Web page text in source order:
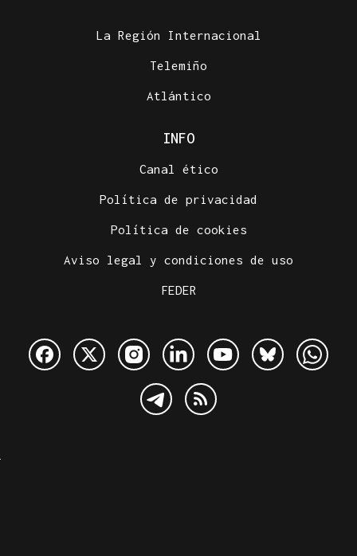
La Región Internacional
Telemiño
Atlántico
INFO
Canal ético
Política de privacidad
Política de cookies
Aviso legal y condiciones de uso
FEDER